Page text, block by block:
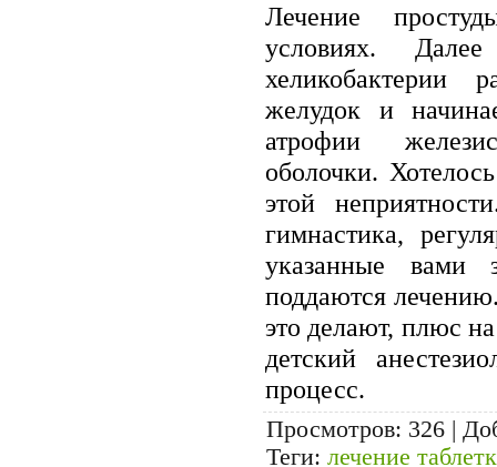
Лечение
условиях.
хеликобактерии
желудок и
атрофии
оболочки.
этой
гимнастика,
указанные вами
поддаются
это делают, плюс
детский
процесс.
Просмотров: 326 |
Теги: лечение